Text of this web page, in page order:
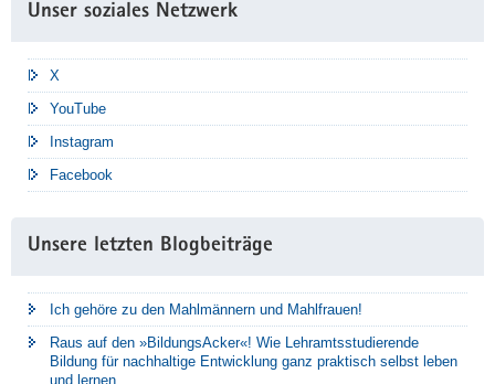
Unser soziales Netzwerk
X
YouTube
Instagram
Facebook
Unsere letzten Blogbeiträge
Ich gehöre zu den Mahlmännern und Mahlfrauen!
Raus auf den »BildungsAcker«! Wie Lehramtsstudierende
Bildung für nachhaltige Entwicklung ganz praktisch selbst leben
und lernen